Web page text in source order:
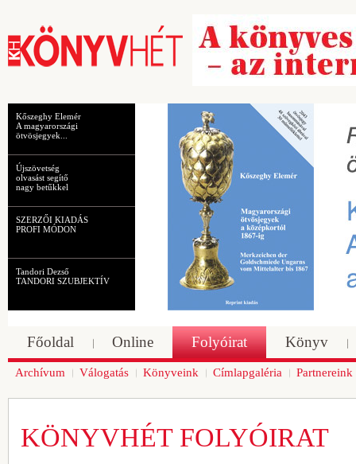
Kőszeghy Elemér
A magyarországi
ötvösjegyek...
Újszövetség
olvasást segítő
nagy betűkkel
SZERZŐI KIADÁS
PROFI MÓDON
Tandori Dezső
TANDORI SZUBJEKTÍV
Főoldal Online Folyóirat Könyv
Archívum Válogatás Könyveink Címlapgaléria Partnereink
KÖNYVHÉT FOLYÓIRAT